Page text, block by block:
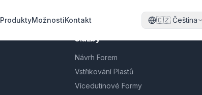
ProduktyMožnostiKontakt 🇨🇿 Čeština
Služby
Návrh Forem
Vstřikování Plastů
Vícedutinové Formy